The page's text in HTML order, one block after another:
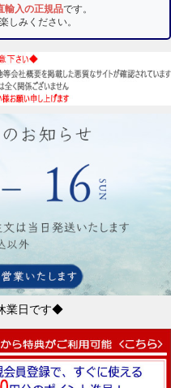
輸入の正規品です。
しみください。
業日です◆